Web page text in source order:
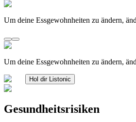
Um deine Essgewohnheiten zu ändern,
Um deine Essgewohnheiten zu ändern,
Hol dir Listonic
Gesundheitsrisiken